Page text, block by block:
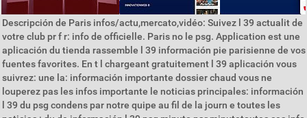
Descripción de Paris infos/actu,mercato,vidéo: Suivez l 39 actualit de
votre club pr f r: info de officielle. Paris no le psg. Application est une
aplicación du tienda rassemble l 39 información pie parisienne de vos
fuentes favorites. En t l chargeant gratuitement l 39 aplicación vous
suivrez: une la: información importante dossier chaud vous ne
louperez pas les infos importante le noticias principales: información
l 39 du psg condens par notre quipe au fil de la journ e toutes les